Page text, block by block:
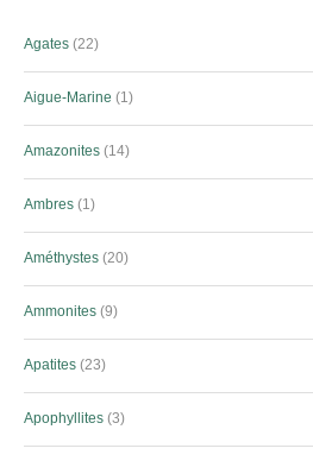
Agates 22
Aigue-Marine 1
Amazonites 14
Ambres 1
Améthystes 20
Ammonites 9
Apatites 23
Apophyllites 3